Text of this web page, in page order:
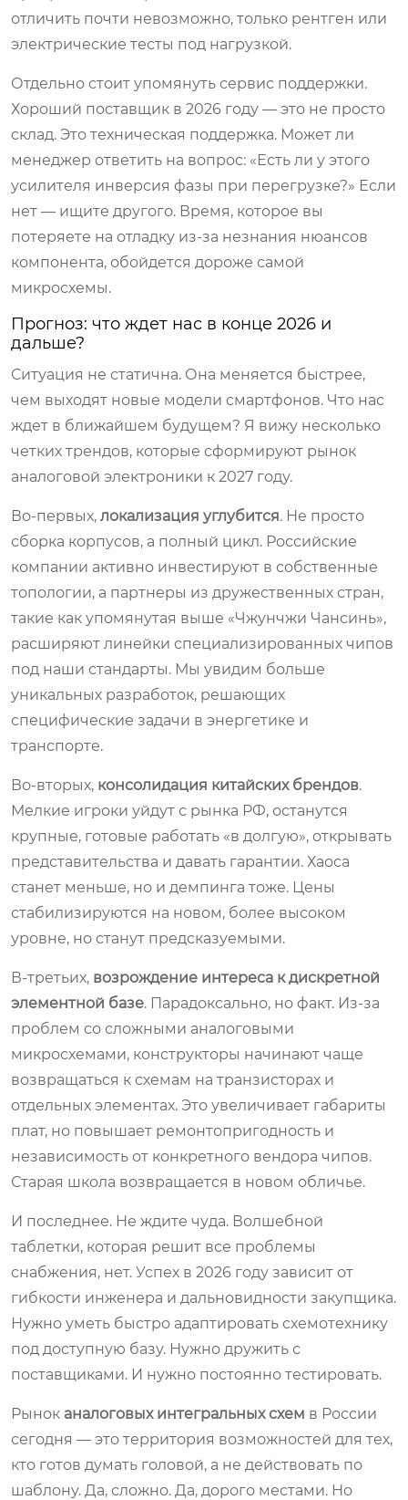
отличить почти невозможно, только рентген или
электрические тесты под нагрузкой.
Отдельно стоит упомянуть сервис поддержки.
Хороший поставщик в 2026 году — это не просто
склад. Это техническая поддержка. Может ли
менеджер ответить на вопрос: «Есть ли у этого
усилителя инверсия фазы при перегрузке?» Если
нет — ищите другого. Время, которое вы
потеряете на отладку из-за незнания нюансов
компонента, обойдется дороже самой
микросхемы.
Прогноз: что ждет нас в конце 2026 и
дальше?
Ситуация не статична. Она меняется быстрее,
чем выходят новые модели смартфонов. Что нас
ждет в ближайшем будущем? Я вижу несколько
четких трендов, которые сформируют рынок
аналоговой электроники к 2027 году.
Во-первых, локализация углубится. Не просто
сборка корпусов, а полный цикл. Российские
компании активно инвестируют в собственные
топологии, а партнеры из дружественных стран,
такие как упомянутая выше «Чжунчжи Чансинь»,
расширяют линейки специализированных чипов
под наши стандарты. Мы увидим больше
уникальных разработок, решающих
специфические задачи в энергетике и
транспорте.
Во-вторых, консолидация китайских брендов.
Мелкие игроки уйдут с рынка РФ, останутся
крупные, готовые работать «в долгую», открывать
представительства и давать гарантии. Хаоса
станет меньше, но и демпинга тоже. Цены
стабилизируются на новом, более высоком
уровне, но станут предсказуемыми.
В-третьих, возрождение интереса к дискретной
элементной базе. Парадоксально, но факт. Из-за
проблем со сложными аналоговыми
микросхемами, конструкторы начинают чаще
возвращаться к схемам на транзисторах и
отдельных элементах. Это увеличивает габариты
плат, но повышает ремонтопригодность и
независимость от конкретного вендора чипов.
Старая школа возвращается в новом обличье.
И последнее. Не ждите чуда. Волшебной
таблетки, которая решит все проблемы
снабжения, нет. Успех в 2026 году зависит от
гибкости инженера и дальновидности закупщика.
Нужно уметь быстро адаптировать схемотехнику
под доступную базу. Нужно дружить с
поставщиками. И нужно постоянно тестировать.
Рынок аналоговых интегральных схем в России
сегодня — это территория возможностей для тех,
кто готов думать головой, а не действовать по
шаблону. Да, сложно. Да, дорого местами. Но